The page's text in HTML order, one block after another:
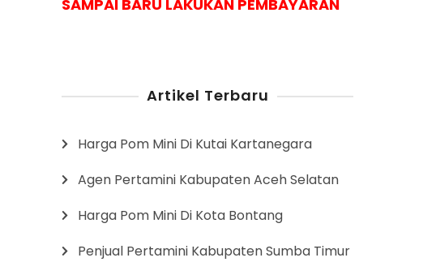
SAMPAI BARU LAKUKAN PEMBAYARAN
Artikel Terbaru
Harga Pom Mini Di Kutai Kartanegara
Agen Pertamini Kabupaten Aceh Selatan
Harga Pom Mini Di Kota Bontang
Penjual Pertamini Kabupaten Sumba Timur